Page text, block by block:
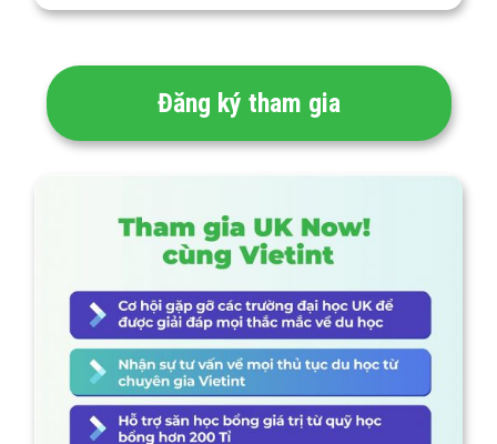
Đăng ký tham gia